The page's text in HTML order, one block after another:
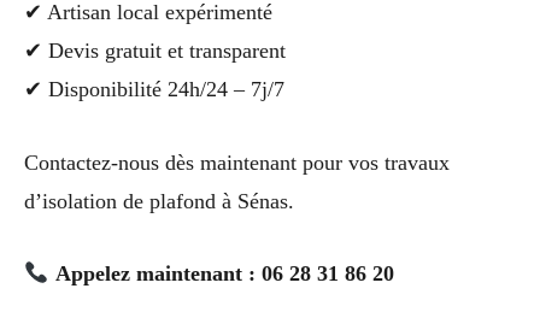
✔ Artisan local expérimenté
✔ Devis gratuit et transparent
✔ Disponibilité 24h/24 – 7j/7
Contactez-nous dès maintenant pour vos travaux
d’isolation de plafond à Sénas.
Appelez maintenant : 06 28 31 86 20